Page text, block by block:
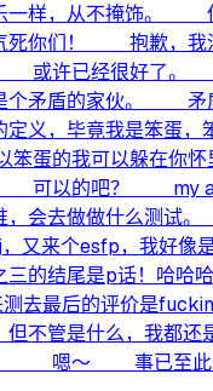
一样，从不掩饰。
死你们！ 抱歉，我
或许已经很好了。
个矛盾的家伙。 矛
定义，毕竟我是笨蛋，
蛋的我可以躲在你
可以的吧？ my
，会去做做什么测
又来个esfp，我好像
三的结尾是p话！哈哈
测去最后的评价是
但不管是什么，我都还
？ 嗯～ 事已至此，